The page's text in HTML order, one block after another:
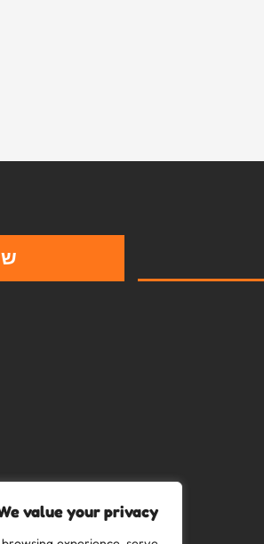
value your privacy